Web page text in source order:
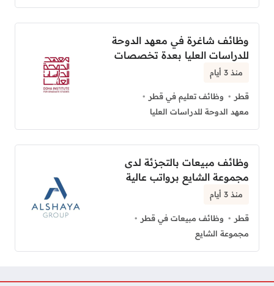
وظائف شاغرة في معهد الدوحة
للدراسات العليا بعدة تخصصات
منذ 3 أيام
قطر
وظائف تعليم في قطر
معهد الدوحة للدراسات العليا
وظائف مبيعات بالتجزئة لدى
مجموعة الشايع برواتب عالية
منذ 3 أيام
قطر
وظائف مبيعات في قطر
مجموعة الشايع